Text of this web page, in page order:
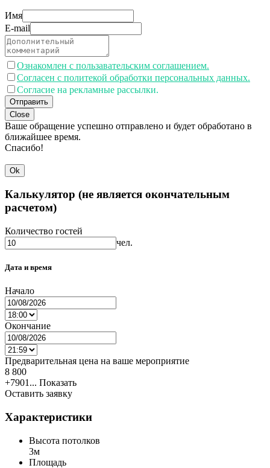
Имя
E-mail
Ознакомлен с пользавательским соглашением.
Согласен с политекой обработки персональных данных.
Согласие на рекламные рассылки.
Отправить
Close
Ваше обращение успешно отправлено и будет обработано в
ближайшее время.
Спасибо!
Ok
Калькулятор (не является окончательным
расчетом)
Количество гостей
чел.
Дата и время
Начало
Окончание
Предварительная цена на ваше мероприятие
8 800
+7901... Показать
Оставить заявку
Характеристики
Высота потолков
3м
Площадь